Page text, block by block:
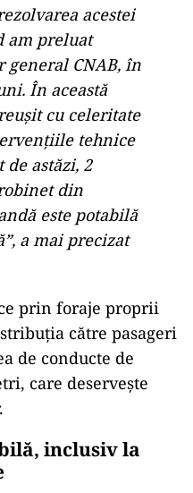
acestei
am preluat
CNAB, în
În această
cu celeritate
tehnice
de astăzi, 2
din
este potabilă
a mai precizat
prin foraje proprii
către pasageri
de conducte de
care deservește
inclusiv la